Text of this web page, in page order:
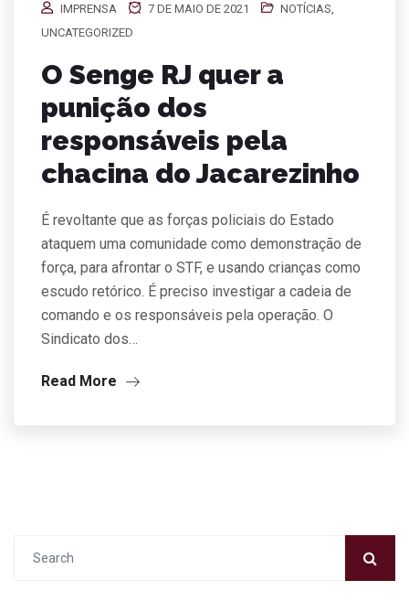
IMPRENSA 7 DE MAIO DE 2021 NOTÍCIAS
UNCATEGORIZED
O Senge RJ quer a
punição dos
responsáveis pela
chacina do Jacarezinho
É revoltante que as forças policiais do Estado
ataquem uma comunidade como demonstração de
força, para afrontar o STF, e usando crianças como
escudo retórico. É preciso investigar a cadeia de
comando e os responsáveis pela operação. O
Sindicato dos…
Read More